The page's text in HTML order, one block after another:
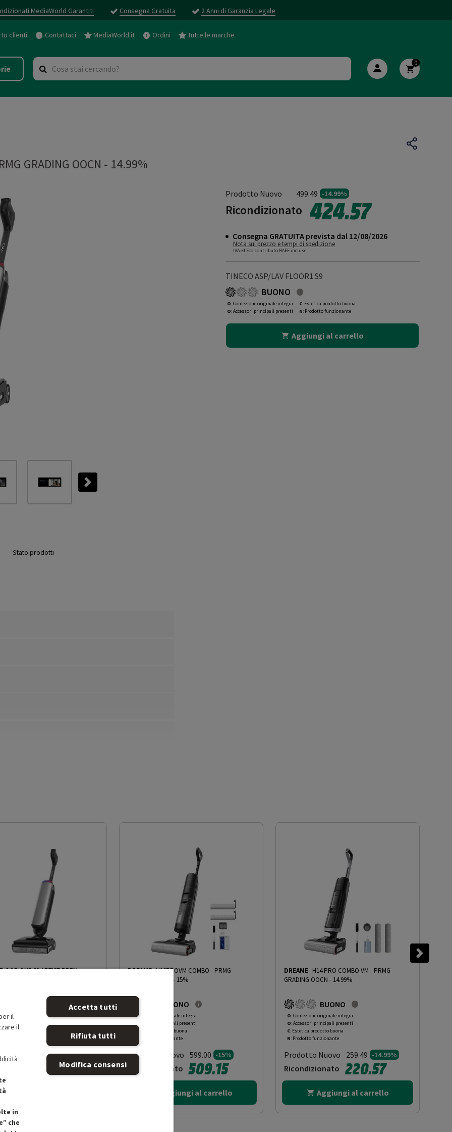
MediaWorld Garantiti Consegna Gratuita 2 Anni di Garanzia Legale
clienti Contattaci MediaWorld.it Ordini Tutte le marche
0
GRADING OOCN - 14.99%
Next
Prodotto Nuovo 499.49 -14.99%
Ricondizionato 424.57
Consegna GRATUITA prevista dal 12/08/2026
Nota sul prezzo e tempi di spedizione
IVA ed Eco-contributo RAEE incluse
TINECO ASP/LAV FLOOR1 S9
BUONO
O: Confezione originale integra
O: Accessori principali presenti
C: Estetica prodotto buona
N: Prodotto funzionante
Aggiungi al carrello
Stato prodotti
a Tasca) integrata; Durata della ricarica in ore: 4-5 h;
Ricarica; Tecnologia iLoop; Autopulente; Schermo:
vocale: sul manico; Wifi.
ONE S9 ARTIST PREM.-
originale integra
principali presenti
ottima
Nuovo 499.49 -10%
449.54
Aggiungi al carrello
DREAME H13PROVM COMBO - PRMG
GRADING OOCN - 15%
BUONO
: Confezione originale integra
: Accessori principali presenti
: Estetica prodotto buona
: Prodotto funzionante
Prodotto Nuovo 599.00 -15%
Ricondizionato 509.15
Aggiungi al carrello
DREAME H14 PRO COMBO VM - PRMG
GRADING OOCN - 14.99%
BUONO
O: Confezione originale integra
O: Accessori principali presenti
C: Estetica prodotto buona
N: Prodotto funzionante
Prodotto Nuovo 259.49 -14.99%
Ricondizionato 220.57
Aggiungi al carrello
il
il
in
che
Accetta tutti
Rifiuta tutti
Modifica consensi